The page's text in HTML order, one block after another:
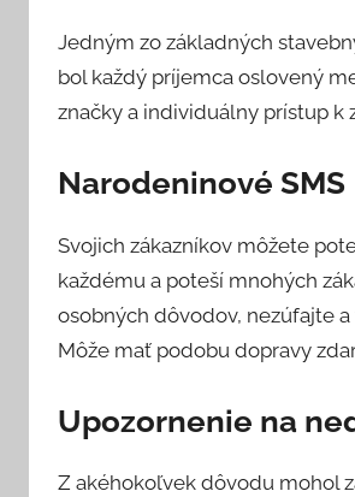
Jedným zo základných
bol každý príjemca oslovený
značky a individuálny prístup k
Narodeninové SMS
Svojich zákazníkov môžete
každému a poteší mnohých
osobných dôvodov, nezúfajte
Môže mať podobu dopravy
Upozornenie na
Z akéhokoľvek dôvodu mohol